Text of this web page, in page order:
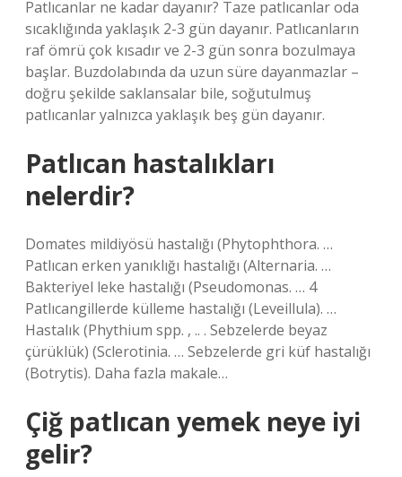
Patlıcanlar ne kadar dayanır? Taze patlıcanlar oda
sıcaklığında yaklaşık 2-3 gün dayanır. Patlıcanların
raf ömrü çok kısadır ve 2-3 gün sonra bozulmaya
başlar. Buzdolabında da uzun süre dayanmazlar –
doğru şekilde saklansalar bile, soğutulmuş
patlıcanlar yalnızca yaklaşık beş gün dayanır.
Patlıcan hastalıkları
nelerdir?
Domates mildiyösü hastalığı (Phytophthora. …
Patlıcan erken yanıklığı hastalığı (Alternaria. …
Bakteriyel leke hastalığı (Pseudomonas. … 4
Patlıcangillerde külleme hastalığı (Leveillula). …
Hastalık (Phythium spp. , .. . Sebzelerde beyaz
çürüklük) (Sclerotinia. … Sebzelerde gri küf hastalığı
(Botrytis). Daha fazla makale…
Çiğ patlıcan yemek neye iyi
gelir?